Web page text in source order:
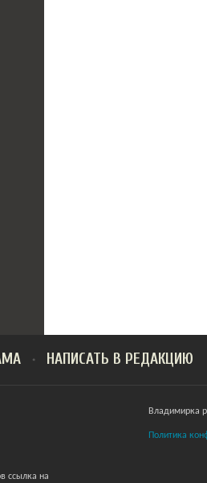
НАПИСАТЬ В РЕДАКЦИЮ
ссылка на
Владимирка
Политика